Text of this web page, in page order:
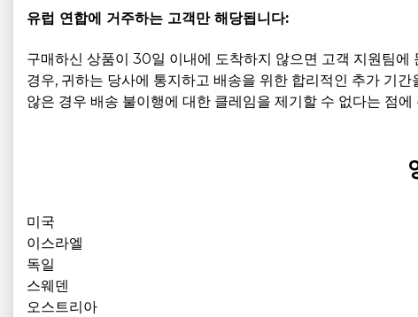
유럽 연합에 거주하는 고객만 해당됩니다:
구매하신 상품이 30일 이내에 도착하지 않으면 고객 지원팀
경우, 귀하는 당사에 통지하고 배송을 위한 합리적인 추가 기
않은 경우 배송 불이행에 대한 클레임을 제기할 수 없다는 점에
미국
이스라엘
독일
스웨덴
오스트리아